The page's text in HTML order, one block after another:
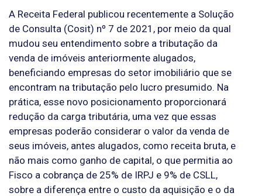
A Receita Federal publicou recentemente a Solução
de Consulta (Cosit) nº 7 de 2021, por meio da qual
mudou seu entendimento sobre a tributação da
venda de imóveis anteriormente alugados,
beneficiando empresas do setor imobiliário que se
encontram na tributação pelo lucro presumido. Na
prática, esse novo posicionamento proporcionará
redução da carga tributária, uma vez que essas
empresas poderão considerar o valor da venda de
seus imóveis, antes alugados, como receita bruta, e
não mais como ganho de capital, o que permitia ao
Fisco a cobrança de 25% de IRPJ e 9% de CSLL,
sobre a diferença entre o custo da aquisição e o da